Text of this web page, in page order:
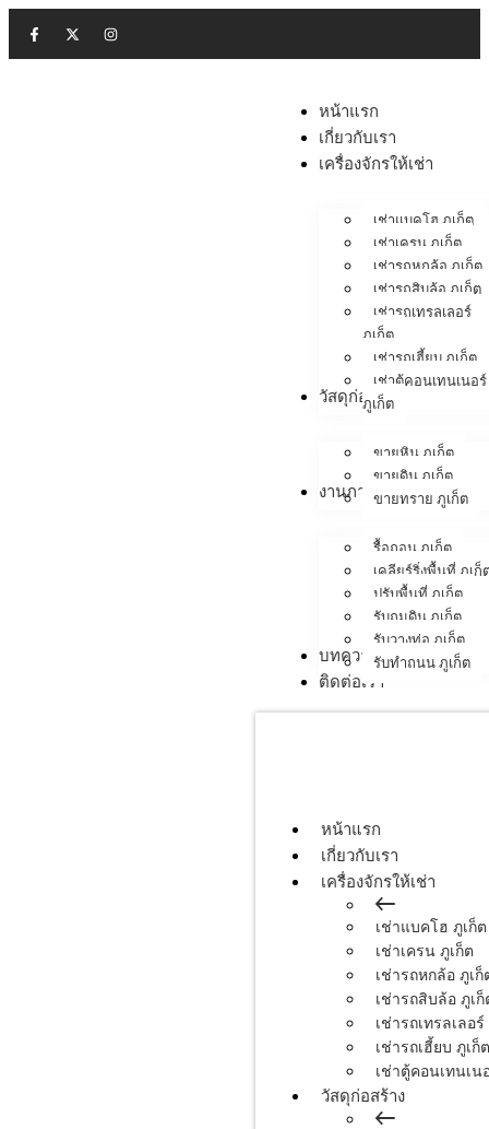
หน้าแรก
เกี่ยวกับเรา
เครื่องจักรให้เช่า
เช่าแบคโฮ ภูเก็ต
เช่าเครน ภูเก็ต
เช่ารถหกล้อ ภูเก็ต
เช่ารถสิบล้อ ภูเก็ต
เช่ารถเทรลเลอร์
ภูเก็ต
เช่ารถเฮี้ยบ ภูเก็ต
เช่าตู้คอนเทนเนอร์
ภูเก็ต
วัสดุก่อสร้าง
ขายหิน ภูเก็ต
ขายดิน ภูเก็ต
ขายทราย ภูเก็ต
งานภาคสนาม
รื้อถอน ภูเก็ต
เคลียร์ริ่งพื้นที่ ภูเก็
ปรับพื้นที่ ภูเก็ต
รับถมดิน ภูเก็ต
รับวางท่อ ภูเก็ต
รับทำถนน ภูเก็ต
บทความ
ติดต่อเรา
หน้าแรก
เกี่ยวกับเรา
เครื่องจักรให้เช่า
เช่าแบคโฮ ภูเก็ต
เช่าเครน ภูเก็ต
เช่ารถหกล้อ ภูเก็
เช่ารถสิบล้อ ภูเ
เช่ารถเทรลเลอ
เช่ารถเฮี้ยบ ภูเก็ต
เช่าตู้คอนเทนเน
วัสดุก่อสร้าง